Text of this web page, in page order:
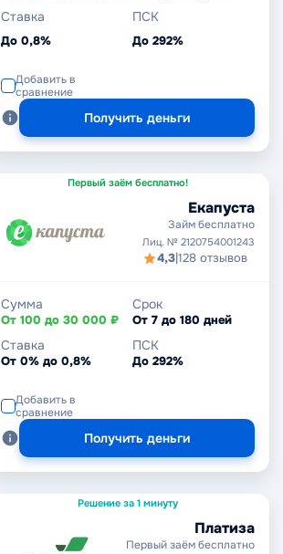
Ставка
До 0,8%
ПСК
До 292%
Добавить в
сравнение
Получить деньги
Первый заём бесплатно!
Екапуста
Займ бесплатно
Лиц. № 2120754001243
4,3|128 отзывов
Сумма
От 100 до 30 000 ₽
Срок
От 7 до 180 дней
Ставка
От 0% до 0,8%
ПСК
До 292%
Добавить в
сравнение
Получить деньги
Решение за 1 минуту
Платиза
Первый заём бесплатно